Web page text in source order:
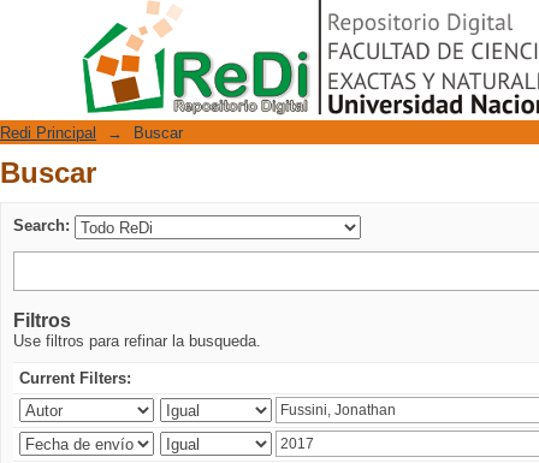
Repositorio Digital
Redi Principal → Buscar
Buscar
Search:
Filtros
Use filtros para refinar la busqueda.
Current Filters: